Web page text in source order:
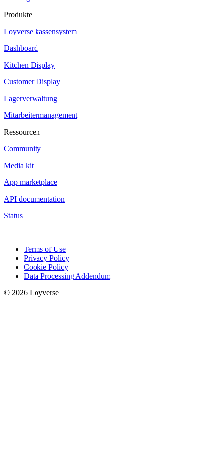
Produkte
Loyverse kassensystem
Dashboard
Kitchen Display
Customer Display
Lagerverwaltung
Mitarbeitermanagement
Ressourcen
Community
Media kit
App marketplace
API documentation
Status
Terms of Use
Privacy Policy
Cookie Policy
Data Processing Addendum
© 2026 Loyverse